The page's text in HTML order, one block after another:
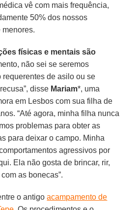
vê com mais frequência,
50% dos nossos
menores.
físicas e mentais são
não sei se seremos
requerentes de asilo ou se
disse Mariam*, uma
em Lesbos com sua filha de
“Até agora, minha filha nunca
problemas para obter as
para deixar o campo. Minha
agressivos por
Ela não gosta de brincar, rir,
as bonecas”.
o antigoacampamento de